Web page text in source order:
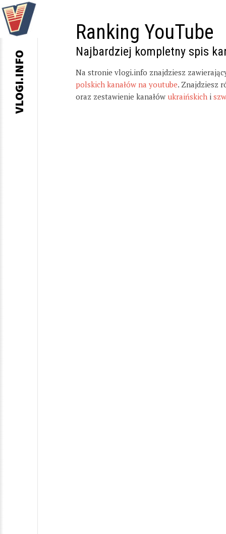
Ranking YouTube
Najbardziej kompletny spis
Na stronie vlogi.info znajdziesz
polskich kanałów na youtube. Znajdziesz
oraz zestawienie kanałów ukraińskich i
VLOGI.INFO